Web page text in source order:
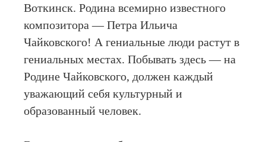
Воткинск. Родина всемирно известного
композитора — Петра Ильича
Чайковского! А гениальные люди растут в
гениальных местах. Побывать здесь — на
Родине Чайковского, должен каждый
уважающий себя культурный и
образованный человек.